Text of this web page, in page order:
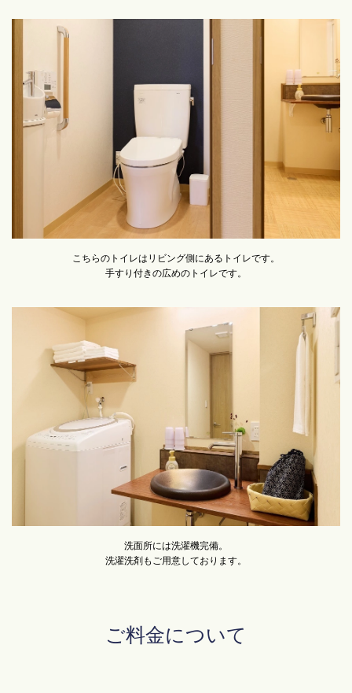
こちらのトイレはリビング側にあるトイレです。
手すり付きの広めのトイレです。
洗面所には洗濯機完備。
洗濯洗剤もご用意しております。
ご料金について